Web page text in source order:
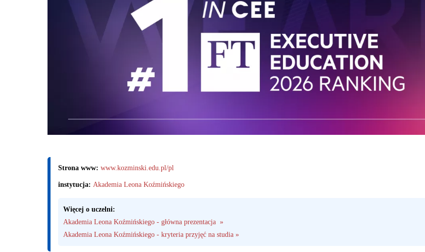
Strona www: www.kozminski.edu.pl/pl
instytucja: Akademia Leona Koźmińskiego
Więcej o uczelni:
Akademia Leona Koźmińskiego - główna prezentacja  »
Akademia Leona Koźmińskiego - kryteria przyjęć na studia »